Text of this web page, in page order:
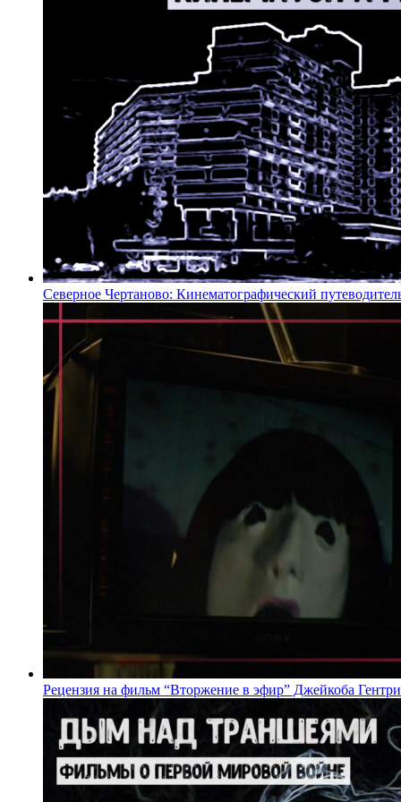
Северное Чертаново: Кинематографический
Рецензия на фильм “Вторжение в эфир” Джейкоба Гентри